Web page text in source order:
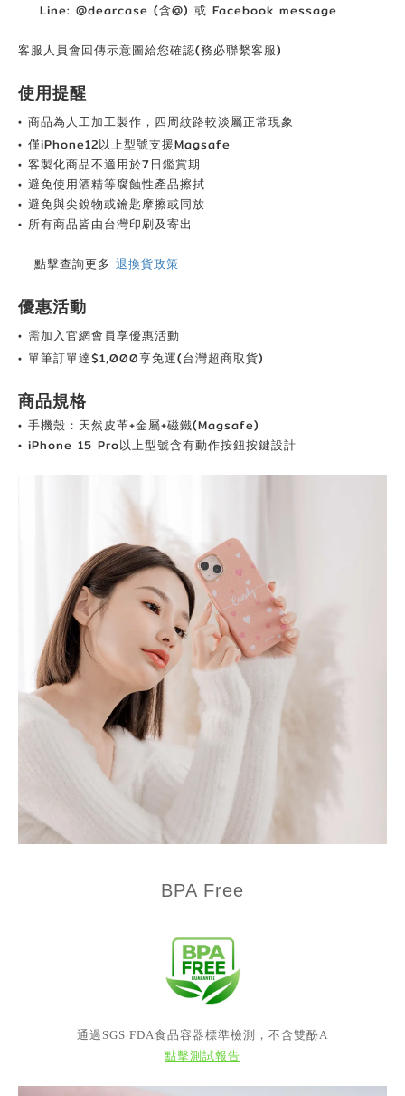
Line: @dearcase (含@) 或 Facebook message
客服人員會回傳示意圖給您確認(務必聯繫客服)
使用提醒
• 商品為人工加工製作，四周紋路較淡屬正常現象
• 僅iPhone12以上型號支援Magsafe
• 客製化商品不適用於7日鑑賞期
• 避免使用酒精等腐蝕性產品擦拭
• 避免與尖銳物或鑰匙摩擦或同放
• 所有商品皆由台灣印刷及寄出
點擊查詢更多 退換貨政策
優惠活動
• 需加入官網會員享優惠活動
• 單筆訂單達$1,000享免運(台灣超商取貨)
商品規格
• 手機殼：天然皮革+金屬+磁鐵(Magsafe)
• iPhone 15 Pro以上型號含有動作按鈕按鍵設計
BPA Free
通過SGS FDA食品容器標準檢測，不含雙酚A
點擊測試報告